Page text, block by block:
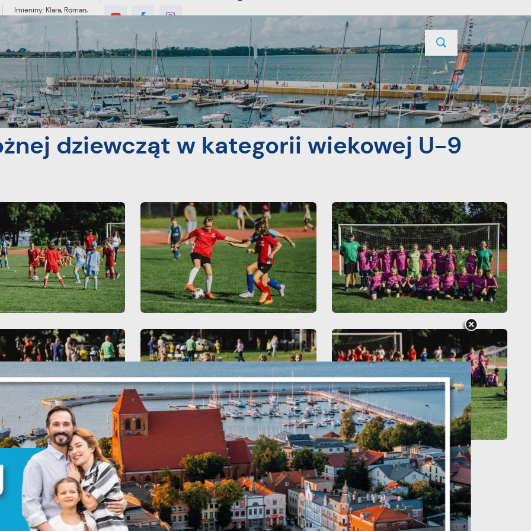
Imieniny: Klara, Roman,
Romuald
MIESZKANIEC TURYSTYKA INWESTYCJE PROJEKTY UNIJNE KONTAKT
wiekowej U-9 oraz U-11 POPRZEDNIA NASTĘPNA
dziewcząt w kategorii wiekowej U-9
Twoją prywatność. Możesz zmienić ustawienia cookies lub zaakceptować je
W dowolnym momencie możesz dokonać zmiany swoich ustawień.
pliki cookies służą do prawidłowego funkcjonowania strony internetowej i
Ci komfortowe korzystanie z oferowanych przez nas usług.
cookies odpowiadają na podejmowane przez Ciebie działania w celu m.in.
Twoich ustawień preferencji prywatności, logowania czy wypełniania
Dzięki plikom cookies strona, z której korzystasz, może działać bez zakłóceń.
i personalizacyjne